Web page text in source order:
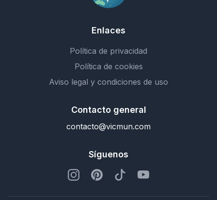
Enlaces
Política de privacidad
Política de cookies
Aviso legal y condiciones de uso
Contacto general
contacto@vicmun.com
Síguenos